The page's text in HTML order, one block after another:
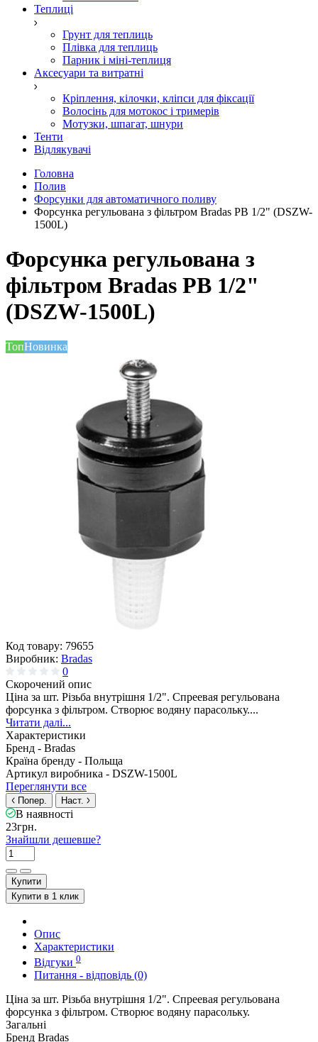
Теплиці
Грунт для теплиць
Плівка для теплиць
Парник і міні-теплиця
Аксесуари та витратні
Кріплення, кілочки, кліпси для фіксації
Волосінь для мотокос і тримерів
Мотузки, шпагат, шнури
Тенти
Відлякувачі
Головна
Полив
Форсунки для автоматичного поливу
Форсунка регульована з фільтром Bradas РВ 1/2" (DSZW-
1500L)
Форсунка регульована з
фільтром Bradas РВ 1/2"
(DSZW-1500L)
ТопНовинка
Код товару: 79655
Виробник: Bradas
0
Скорочений опис
Ціна за шт. Різьба внутрішня 1/2". Спреевая регульована
форсунка з фільтром. Створює водяну парасольку....
Читати далі...
Характеристики
Бренд - Bradas
Країна бренду - Польща
Артикул виробника - DSZW-1500L
Переглянути все
Попер. Наст.
В наявності
23грн.
Знайшли дешевше?
Купити
Купити в 1 клик
Опис
Характеристики
Відгуки 0
Питання - відповідь (0)
Ціна за шт. Різьба внутрішня 1/2". Спреевая регульована
форсунка з фільтром. Створює водяну парасольку.
Загальні
Бренд Bradas